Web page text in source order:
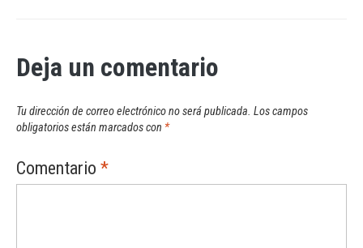
Deja un comentario
Tu dirección de correo electrónico no será publicada. Los campos
obligatorios están marcados con *
Comentario *